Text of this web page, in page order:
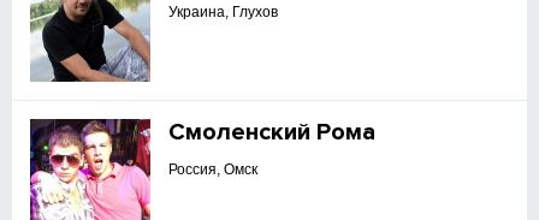
Украина, Глухов
Смоленский Рома
Россия, Омск